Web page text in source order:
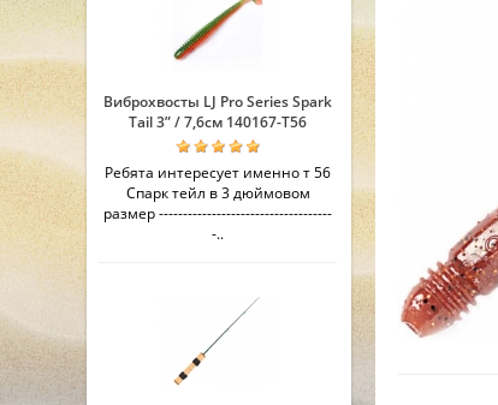
Виброхвосты LJ Pro Series Spark
Tail 3” / 7,6см 140167-T56
Ребята интересует именно т 56
Спарк тейл в 3 дюймовом
размер ------------------------------------
-..